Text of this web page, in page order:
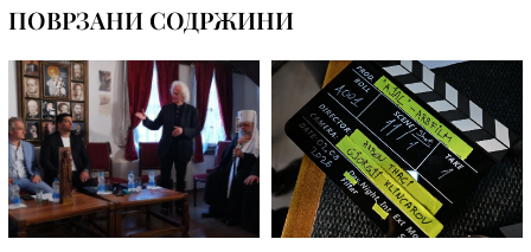
ПОВРЗАНИ СОДРЖИНИ